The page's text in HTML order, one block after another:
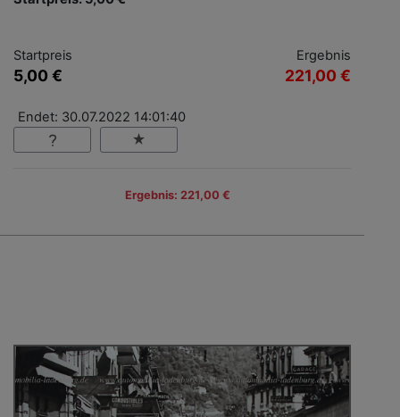
Startpreis
5,00 €
Ergebnis
221,00 €
Endet: 30.07.2022 14:01:40
Ergebnis: 221,00 €